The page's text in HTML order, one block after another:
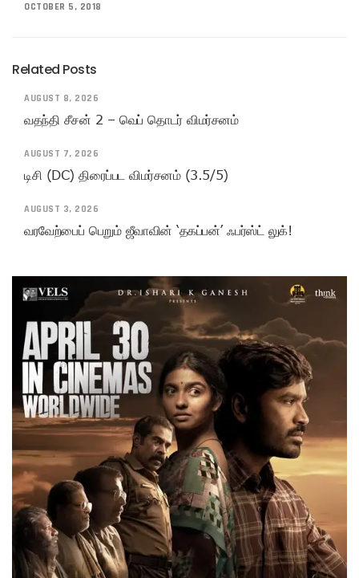
OCTOBER 5, 2018
Related Posts
AUGUST 8, 2026
வதந்தி சீசன் 2 – வெப் தொடர் விமர்சனம்
AUGUST 7, 2026
டிசி (DC) திரைப்பட விமர்சனம் (3.5/5)
AUGUST 3, 2026
வரவேற்பைப் பெறும் ஜீவாவின் ‘தகப்பன்’ ஃபர்ஸ்ட் லுக்!